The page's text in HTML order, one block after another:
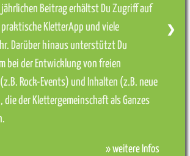
Beitrag erhältst Du Zugriff auf
praktische KletterApp und viele
Darüber hinaus unterstützt Du
bei der Entwicklung von freien
Rock-Events) und Inhalten (z.B. neue
die der Klettergemeinschaft als Ganzes
» weitere Infos
❯